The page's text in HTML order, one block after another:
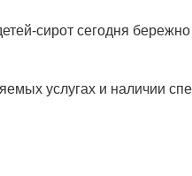
сирот сегодня
услугах и наличии